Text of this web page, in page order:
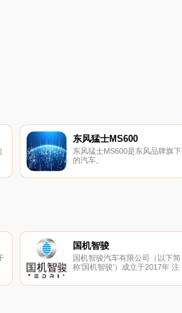
东风猛士MS600
东风猛士MS600是东风品牌旗下
的汽车。
国机智骏
国机智骏汽车有限公司（以下简
称‘国机智骏’）成立于2017年 注